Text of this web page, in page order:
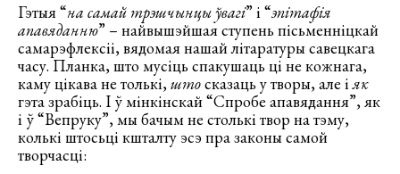
Гэтыя “на самай трэшчынцы ўвагі” і “эпітафія
апавяданню” – найвышэйшая ступень пісьменніцкай
самарэфлексіі, вядомая нашай літаратуры савецкага
часу. Планка, што мусіць спакушаць ці не кожнага,
каму цікава не толькі,штосказаць у творы, але іяк
гэта зрабіць. І ў мінкінскай “Спробе апавядання”, як
і ў “Вепруку”, мы бачым не столькі твор на тэму,
колькі штосьці кшталту эсэ пра законы самой
творчасці: